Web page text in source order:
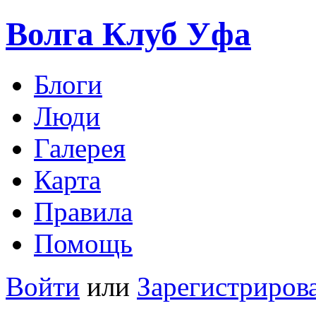
Волга Клуб Уфа
Блоги
Люди
Галерея
Карта
Правила
Помощь
Войти или